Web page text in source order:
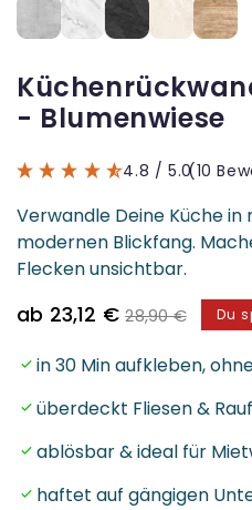
- Blumenwiese
4.8 / 5.0(10
Verwandle Deine Küche in
modernen Blickfang.
Flecken unsichtbar.
Verkaufspreis
ab 23,12 € Normaler
28,90 € Du
in 30 Min aufkleben,
überdeckt Fliesen &
ablösbar & ideal für
haftet auf gängigen